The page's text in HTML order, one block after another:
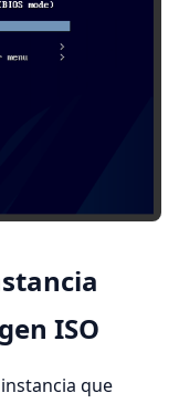
ISO
que